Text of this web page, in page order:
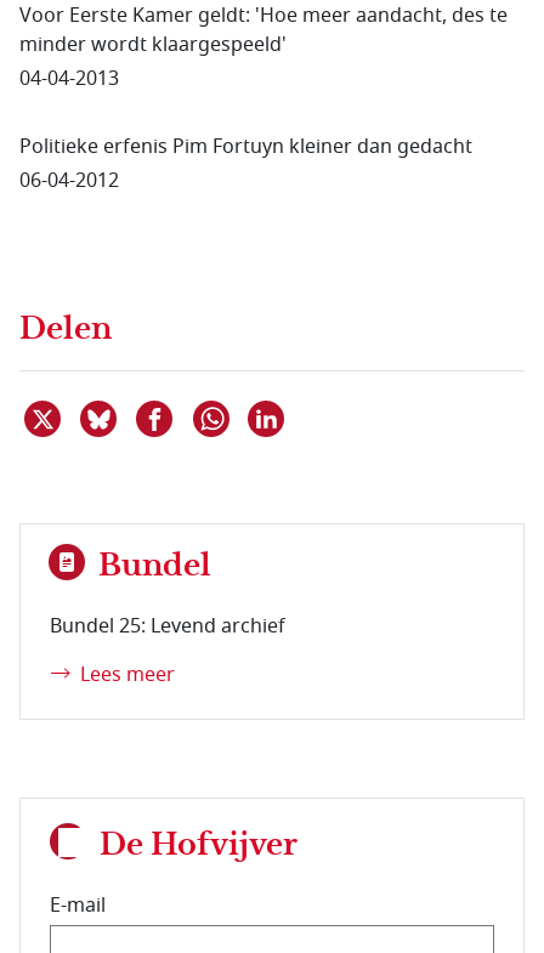
Voor Eerste Kamer geldt: 'Hoe meer aandacht, des te
minder wordt klaargespeeld'
04-04-2013
Politieke erfenis Pim Fortuyn kleiner dan gedacht
06-04-2012
Delen
Deel dit item op X
Deel dit item op Bluesky
Deel dit item op Facebook
Delen via WhatsApp
Bundel
Bundel 25: Levend archief
Lees meer
De Hofvijver
E-mail